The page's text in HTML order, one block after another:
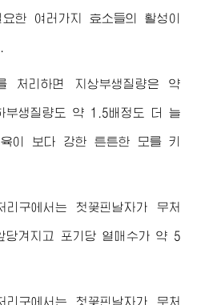
한 여러가지 효소들의 활성이
처리하면 지상부생질량은 약
부생질량도 약 1.5배정도 더 늘
이 보다 강한 튼튼한 모를 키
리구에서는 첫꽃핀날자가 무처
당겨지고 포기당 열매수가 약 5
리구에서는 첫꽃핀날자가 무처